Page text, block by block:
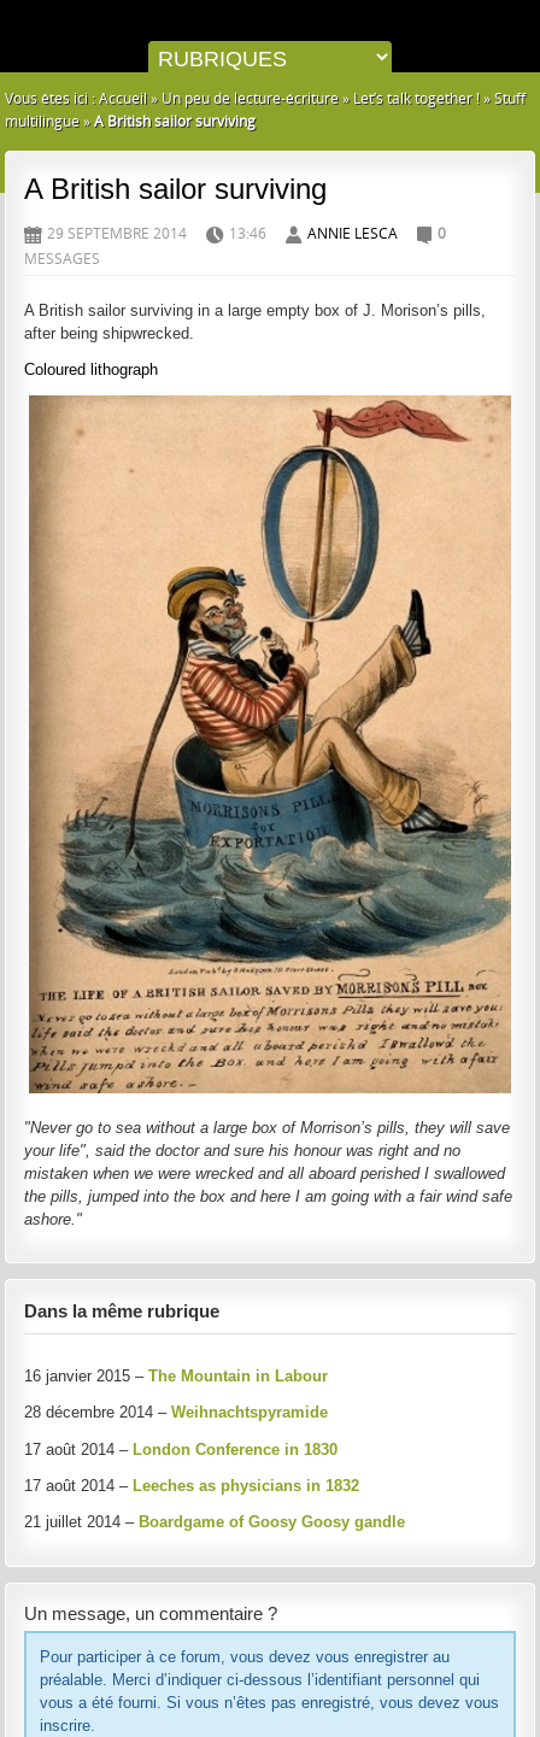
Vous êtes ici :Accueil » Un peu de lecture-écriture » Let’s talk together ! »Stuff
multilingue »A British sailor surviving
A British sailor surviving
D 29 SEPTEMBRE 2014 H 13:46 A ANNIE LESCA
0
MESSAGES
A British sailor surviving in a large empty box of J. Morison’s pills,
after being shipwrecked.
Coloured lithograph
"Never go to sea without a large box of Morrison’s pills, they will save
your life", said the doctor and sure his honour was right and no
mistaken when we were wrecked and all aboard perished I swallowed
the pills, jumped into the box and here I am going with a fair wind safe
ashore."
Dans la même rubrique
16 janvier 2015 –The Mountain in Labour
28 décembre 2014 –Weihnachtspyramide
17 août 2014 –London Conference in 1830
17 août 2014 – Leeches as physicians in 1832
21 juillet 2014 – Boardgame of Goosy Goosy gandle
Un message, un commentaire ?
Pour participer à ce forum, vous devez vous enregistrer au
préalable. Merci d’indiquer ci-dessous l’identifiant personnel qui
vous a été fourni. Si vous n’êtes pas enregistré, vous devez vous
inscrire.